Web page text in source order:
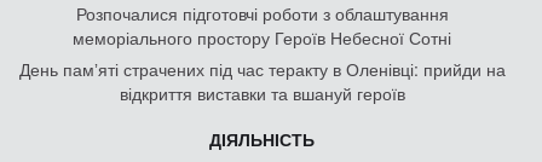
Розпочалися підготовчі роботи з облаштування
меморіального простору Героїв Небесної Сотні
День памʼяті страчених під час теракту в Оленівці: прийди на
відкриття виставки та вшануй героїв
ДІЯЛЬНІСТЬ